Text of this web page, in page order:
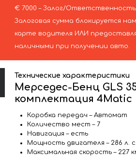
€ 7000 – Залог/
Залоговая сумма блокируется
карте водителя ИЛИ
наличными при получении авто.
Технические характеристики
Мерседес-Бенц GLS
комплектация 4Matic
Коробка передач – Автомат
Количество мест – 7
Навигация – есть
Мощность двигателя – 286 л. с.
Максимальная скорость – 227